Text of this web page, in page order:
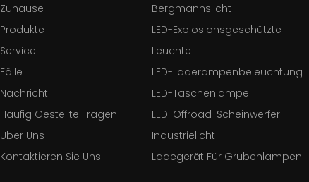
Zuhause
Produkte
Service
Fälle
Nachricht
Häufig Gestellte Fragen
Über Uns
Kontaktieren Sie Uns
Bergmannslicht
LED-Explosionsgeschützte
Leuchte
LED-Laderampenbeleuchtung
LED-Taschenlampe
LED-Offroad-Scheinwerfer
Industrielicht
Ladegerät Für Grubenlampen